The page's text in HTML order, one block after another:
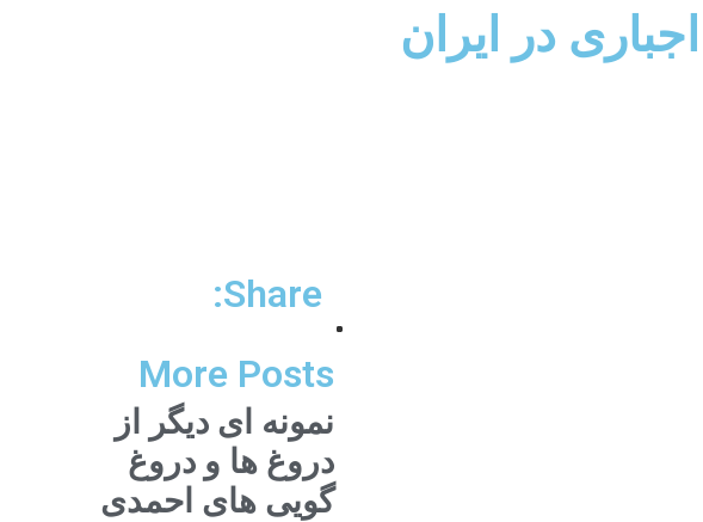
در ایران
Share:
More Posts
نمونه ای دیگر از
دروغ ها و دروغ
گویی های احمدی